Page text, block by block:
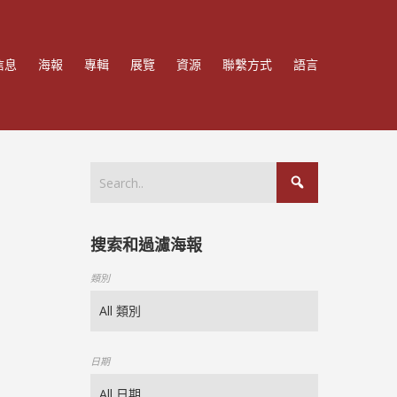
息 海報 專輯 展覽 資源 聯繫方式 語言
搜索和過濾海報
類別
日期